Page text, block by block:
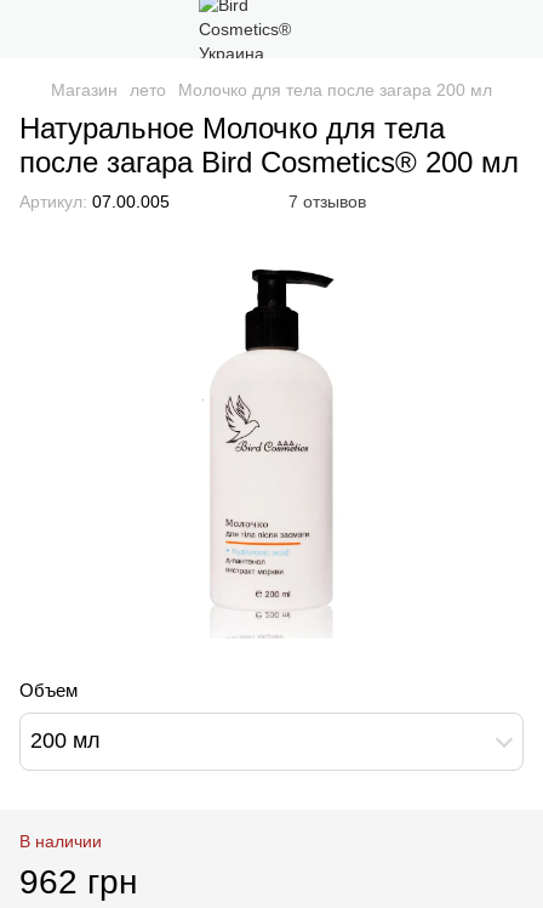
Магазин лето Молочко для тела после загара 200 мл
Натуральное Молочко для тела
после загара Bird Cosmetics® 200 мл
Артикул: 07.00.005 7 отзывов
Объем
200 мл
В наличии
962 грн